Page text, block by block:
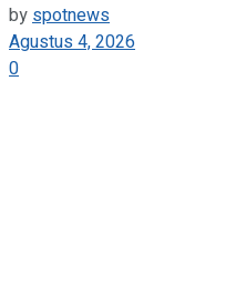
by spotnews
Agustus 4, 2026
0